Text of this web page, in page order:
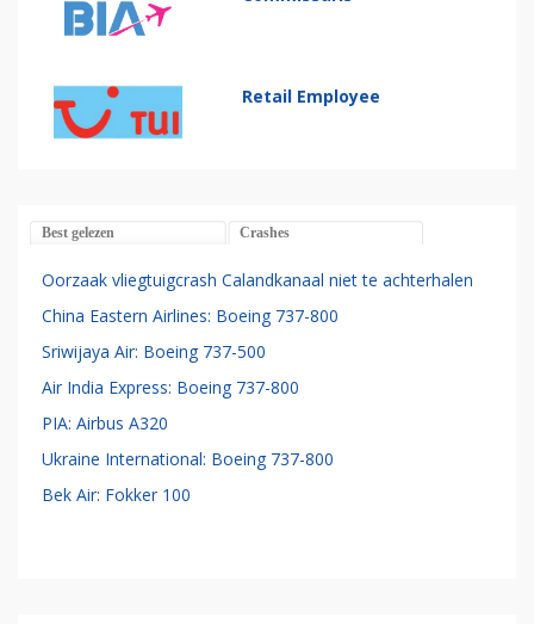
Retail Employee
Best gelezen Crashes
Oorzaak vliegtuigcrash Calandkanaal niet te achterhalen
China Eastern Airlines: Boeing 737-800
Sriwijaya Air: Boeing 737-500
Air India Express: Boeing 737-800
PIA: Airbus A320
Ukraine International: Boeing 737-800
Bek Air: Fokker 100